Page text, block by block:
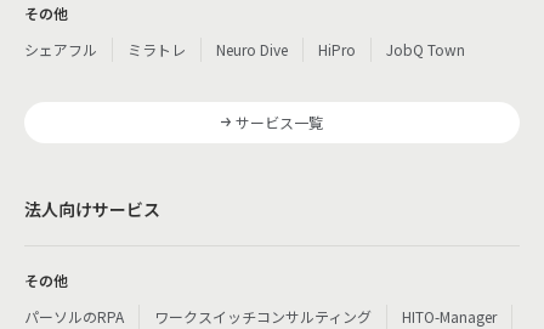
その他
シェアフル
ミラトレ Neuro Dive HiPro JobQ Town
サービス一覧
法人向けサービス
その他
パーソルのRPA
ワークスイッチコンサルティング
HITO-Manager